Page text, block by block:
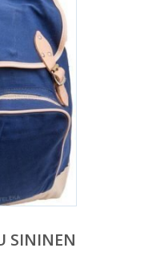
SININEN